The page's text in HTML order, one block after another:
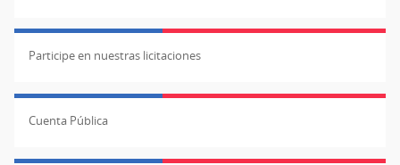
Participe en nuestras licitaciones
Cuenta Pública